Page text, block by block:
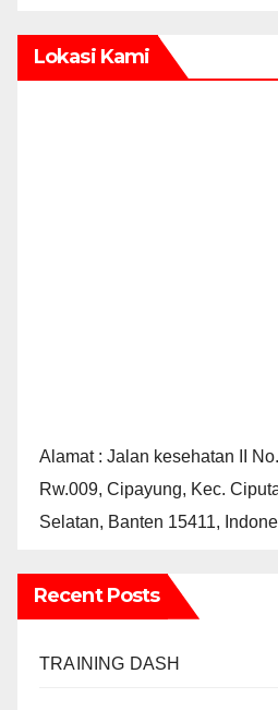
Lokasi Kami
Alamat : Jalan kesehatan II
Rw.009, Cipayung, Kec.
Selatan, Banten 15411,
Recent Posts
TRAINING DASH